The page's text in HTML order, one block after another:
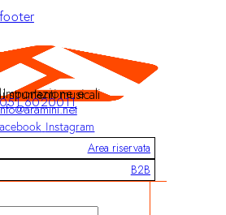
distribuzione di strumenti musicali
6020011
Instagram
Area riservata
B2B